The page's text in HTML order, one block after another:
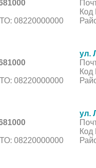
08220000000
08220000000
ул.
08220000000
ул.